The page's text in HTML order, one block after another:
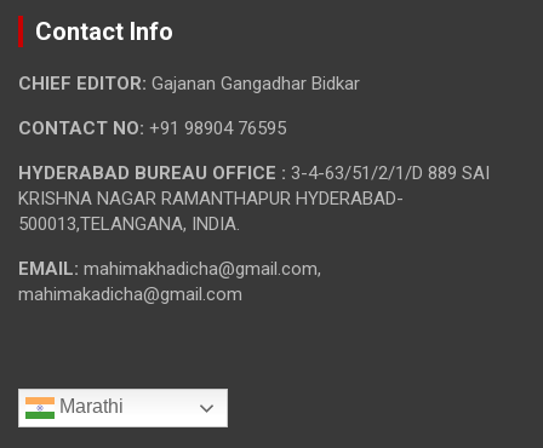
Contact Info
CHIEF EDITOR: Gajanan Gangadhar Bidkar
CONTACT NO: +91 98904 76595
HYDERABAD BUREAU OFFICE : 3-4-63/51/2/1/D 889 SAI
KRISHNA NAGAR RAMANTHAPUR HYDERABAD-
500013,TELANGANA, INDIA.
EMAIL: mahimakhadicha@gmail.com,
mahimakadicha@gmail.com
Marathi